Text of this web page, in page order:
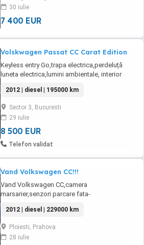
30 iulie
7 400 EUR
Volskwagen Passat CC Carat Edition
Keyless entry Go,trapa electrica,perdeluță
luneta electrica,lumini ambientale, interior
cu piciorul),faruri BI xenon,lumini de zi
led,cornering,becuri noi,asistenta faza
lunga,scaune electrice încălzite cu suport
lombar,scaun șofer cu memorii,padele
volan,full ...
2012 | diesel | 195000 km
Sector 3, Bucuresti
29 iulie
8 500 EUR
Telefon validat
Vand Volkswagen CC!!!
Vand Volkswagen CC,camera
marsarier,senzori parcare fata-
zi-led,navigatie,oglinzi electrice incalzite si
rabatabile,caucicuri noi Dunlop-dot
052024,jenti originale Volkswagen-
r17+cauciucuri iarna ,geamuri negre
2012 | diesel | 229000 km
Ploiesti, Prahova
28 iulie